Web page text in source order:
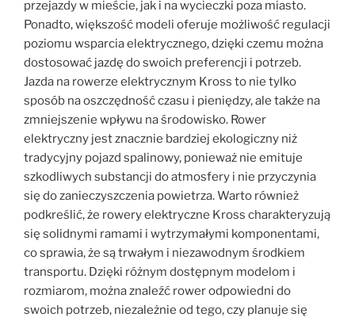
przejazdy w mieście, jak i na wycieczki poza miasto.
Ponadto, większość modeli oferuje możliwość regulacji
poziomu wsparcia elektrycznego, dzięki czemu można
dostosować jazdę do swoich preferencji i potrzeb.
Jazda na rowerze elektrycznym Kross to nie tylko
sposób na oszczędność czasu i pieniędzy, ale także na
zmniejszenie wpływu na środowisko. Rower
elektryczny jest znacznie bardziej ekologiczny niż
tradycyjny pojazd spalinowy, ponieważ nie emituje
szkodliwych substancji do atmosfery i nie przyczynia
się do zanieczyszczenia powietrza. Warto również
podkreślić, że rowery elektryczne Kross charakteryzują
się solidnymi ramami i wytrzymałymi komponentami,
co sprawia, że są trwałym i niezawodnym środkiem
transportu. Dzięki różnym dostępnym modelom i
rozmiarom, można znaleźć rower odpowiedni do
swoich potrzeb, niezależnie od tego, czy planuje się